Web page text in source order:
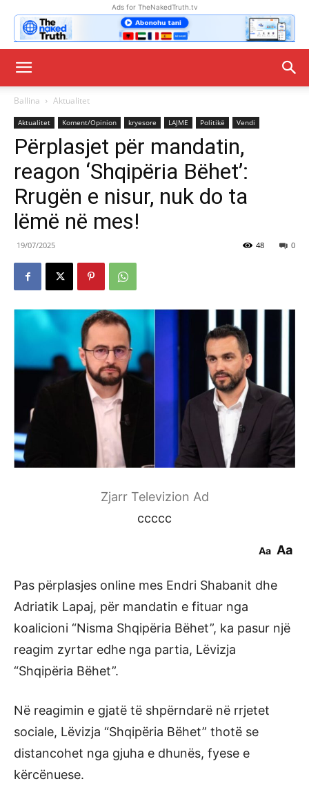
Ads for TheNakedTruth.tv
Ballina Aktualitet
Aktualitet Koment/Opinion kryesore LAJME Politikë Vendi
Përplasjet për mandatin,
reagon ‘Shqipëria Bëhet’:
Rrugën e nisur, nuk do ta
lëmë në mes!
19/07/2025 0
48
Zjarr Televizion Ad
ccccc
Aa Aa
Pas përplasjes online mes Endri Shabanit dhe
Adriatik Lapaj, për mandatin e fituar nga
koalicioni “Nisma Shqipëria Bëhet”, ka pasur një
reagim zyrtar edhe nga partia, Lëvizja
“Shqipëria Bëhet”.
Në reagimin e gjatë të shpërndarë në rrjetet
sociale, Lëvizja “Shqipëria Bëhet” thotë se
distancohet nga gjuha e dhunës, fyese e
kërcënuese.